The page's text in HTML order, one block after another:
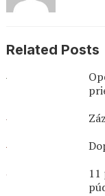
Related Posts
11